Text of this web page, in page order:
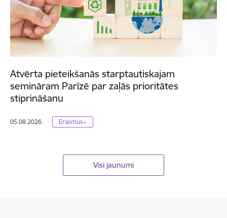
Atvērta pieteikšanās starptautiskajam
semināram Parīzē par zaļās prioritātes
stiprināšanu
05.08.2026. Erasmus+
Visi jaunumi